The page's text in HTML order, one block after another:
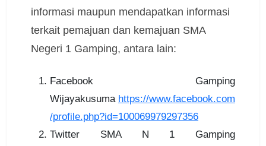
informasi maupun mendapatkan informasi
terkait pemajuan dan kemajuan SMA
Negeri 1 Gamping, antara lain:
Facebook Gamping
Wijayakusuma https://www.facebook.com
/profile.php?id=100069979297356
Twitter SMA N 1 Gamping